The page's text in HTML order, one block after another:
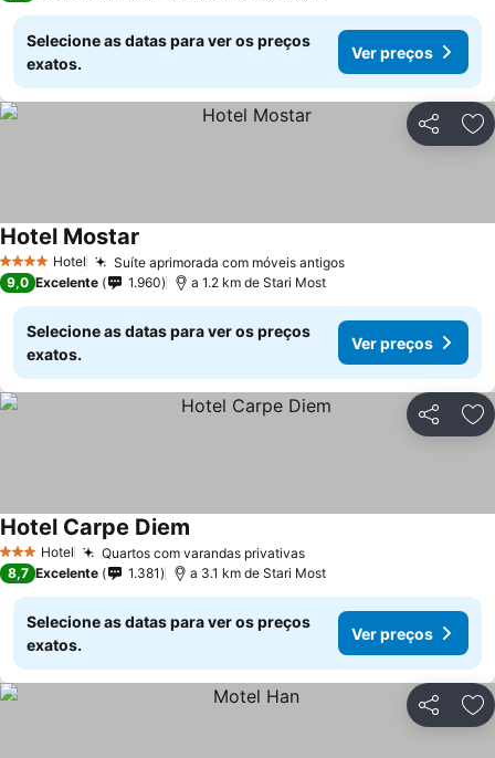
Selecione as datas para ver os preços
exatos.
Ver preços
Partilhar
4 EstrelasHotel Suíte aprimorada com móveis antigosVer preços
Hotel Mostar
9,0 Excelente 1.960 a 1.2 km de Stari Most
Selecione as datas para ver os preços
exatos.
Ver preços
Partilhar
3 EstrelasHotel Quartos com varandas privativasVer preços
Hotel Carpe Diem
8,7 Excelente 1.381 a 3.1 km de Stari Most
Selecione as datas para ver os preços
exatos.
Ver preços
Partilhar